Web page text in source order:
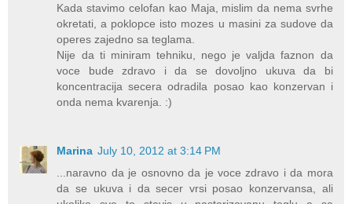
Kada stavimo celofan kao Maja, mislim da nema svrhe
okretati, a poklopce isto mozes u masini za sudove da
operes zajedno sa teglama.
Nije da ti miniram tehniku, nego je valjda faznon da
voce bude zdravo i da se dovoljno ukuva da bi
koncentracija secera odradila posao kao konzervan i
onda nema kvarenja. :)
Marina July 10, 2012 at 3:14 PM
...naravno da je osnovno da je voce zdravo i da mora
da se ukuva i da secer vrsi posao konzervansa, ali